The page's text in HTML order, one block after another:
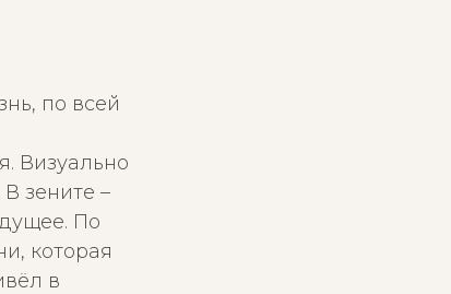
по всей
Визуально
зените –
По
которая
в